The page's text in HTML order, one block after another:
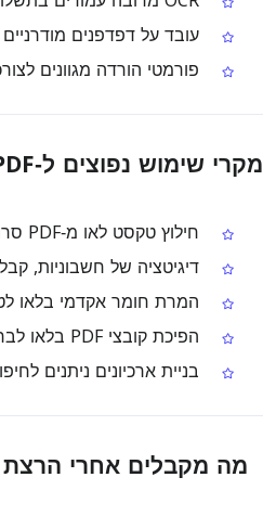
עובד על דפדפנים
פורמטי הורדה מגוונים
מקרי שימוש נפוצים ל‑OCR PDF לאו
חילוץ טקסט לאו מ‑PDF סרוק לצורך העתקה וציטוט
דיגיטציה של חשבוניות,
המרת חומר אקדמי בלאו
הפיכת קובצי PDF בלאו לברי‑חיפוש במאגרי ידע פנימיים
בניית ארכיונים ניתנים
מה מקבלים אחרי הרצת OCR PDF לאו